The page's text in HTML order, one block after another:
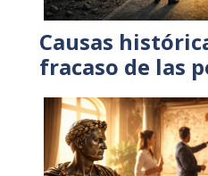
Causas
fracaso de las